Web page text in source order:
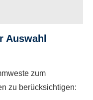
Auswahl
zum
zu berücksichtigen: